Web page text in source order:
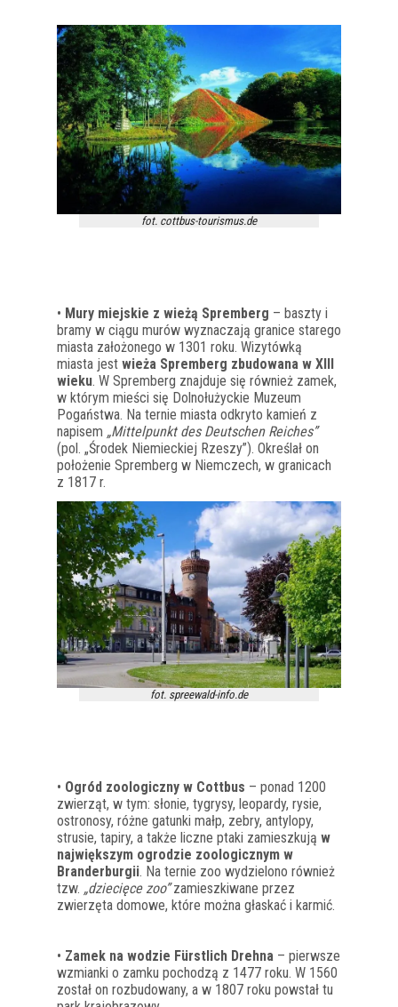
fot. cottbus-tourismus.de
• Mury miejskie z wieżą Spremberg – baszty i
bramy w ciągu murów wyznaczają granice starego
miasta założonego w 1301 roku. Wizytówką
miasta jest wieża Spremberg zbudowana w XIII
wieku. W Spremberg znajduje się również zamek,
w którym mieści się Dolnołużyckie Muzeum
Pogaństwa. Na ternie miasta odkryto kamień z
napisem „Mittelpunkt des Deutschen Reiches”
(pol. „Środek Niemieckiej Rzeszy”). Określał on
położenie Spremberg w Niemczech, w granicach
z 1817 r.
fot. spreewald-info.de
• Ogród zoologiczny w Cottbus – ponad 1200
zwierząt, w tym: słonie, tygrysy, leopardy, rysie,
ostronosy, różne gatunki małp, zebry, antylopy,
strusie, tapiry, a także liczne ptaki zamieszkują w
największym ogrodzie zoologicznym w
Branderburgii. Na ternie zoo wydzielono również
tzw. „dziecięce zoo”zamieszkiwane przez
zwierzęta domowe, które można głaskać i karmić.
• Zamek na wodzie Fürstlich Drehna – pierwsze
wzmianki o zamku pochodzą z 1477 roku. W 1560
został on rozbudowany, a w 1807 roku powstał tu